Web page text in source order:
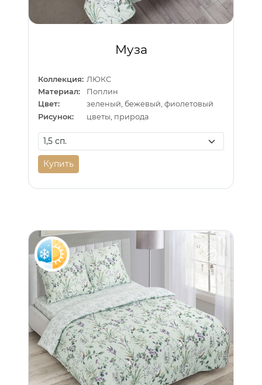
Муза
Коллекция: ЛЮКС
Материал:
Поплин
Цвет:
зеленый, бежевый, фиолетовый
Рисунок:
цветы, природа
Купить